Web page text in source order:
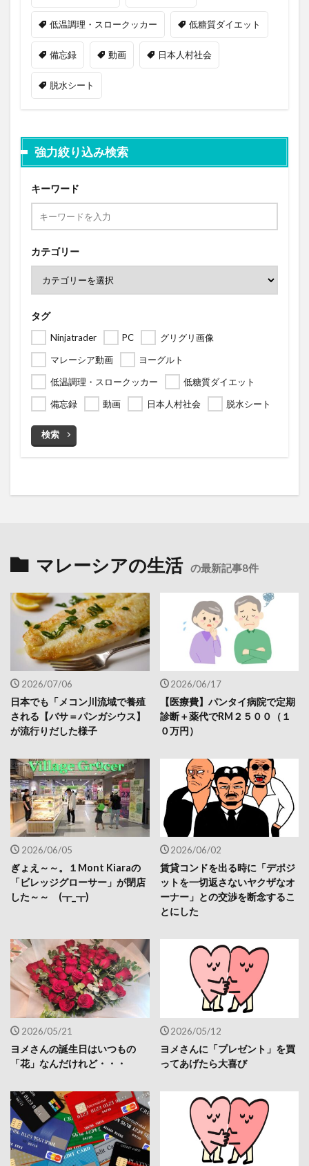
低温調理・スロークッカー 低糖質ダイエット
備忘録 動画 日本人村社会
脱水シート
強力絞り込み検索
キーワード
カテゴリー
タグ
Ninjatrader PC
グリグリ画像
マレーシア動画
ヨーグルト
低温調理・スロークッカー
低糖質ダイエット
備忘録
動画 日本人村社会 脱水シート
検索
マレーシアの生活 の最新記事8件
2026/07/06
日本でも「メコン川流域で養殖
される【バサ＝パンガシウス】
が流行りだした様子
2026/06/17
【医療費】パンタイ病院で定期
診断＋薬代でRM２５００（１
０万円）
2026/06/05
ぎょえ～～。１Mont Kiaraの
「ビレッジグローサー」が閉店
した～～ (┰_┰)
2026/06/02
賃貸コンドを出る時に「デポジ
ットを一切返さないヤクザなオ
ーナー」との交渉を断念するこ
とにした
2026/05/21
ヨメさんの誕生日はいつもの
「花」なんだけれど・・・
2026/05/12
ヨメさんに「プレゼント」を買
ってあげたら大喜び